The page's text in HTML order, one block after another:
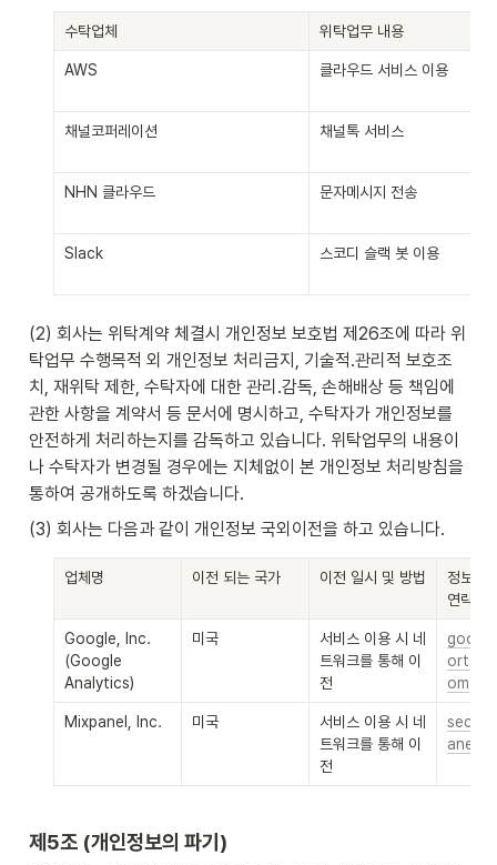
수탁업체 위탁업무 내용
AWS 클라우드 서비스 이용
채널코퍼레이션 채널톡 서비스
NHN 클라우드 문자메시지 전송
Slack 스코디 슬랙 봇 이용
(2) 회사는 위탁계약 체결시 개인정보 보호법 제26조에 따라 위
탁업무 수행목적 외 개인정보 처리금지, 기술적․관리적 보호조
치, 재위탁 제한, 수탁자에 대한 관리․감독, 손해배상 등 책임에
관한 사항을 계약서 등 문서에 명시하고, 수탁자가 개인정보를
안전하게 처리하는지를 감독하고 있습니다. 위탁업무의 내용이
나 수탁자가 변경될 경우에는 지체없이 본 개인정보 처리방침을
통하여 공개하도록 하겠습니다.
(3) 회사는 다음과 같이 개인정보 국외이전을 하고 있습니다.
업체명 이전 되는 국가 이전 일시 및 방법
정보관
연락처
Google, Inc.
(Google
Analytics)
미국
서비스 이용 시 네
트워크를 통해 이
전
om
Mixpanel, Inc. 미국
서비스 이용 시 네
트워크를 통해 이
전
제5조 (개인정보의 파기)